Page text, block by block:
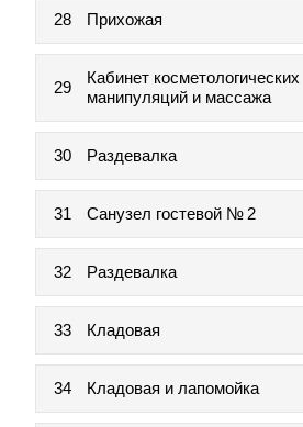
28 Прихожая
29
Кабинет косметологических
манипуляций и массажа
30 Раздевалка
31 Санузел гостевой № 2
32 Раздевалка
33 Кладовая
34 Кладовая и лапомойка